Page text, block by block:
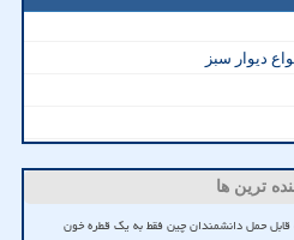
دیوار سبز
ترین ها
درصدی دستگاه قابل حمل دانشمندان چین فقط به یک قطره خون